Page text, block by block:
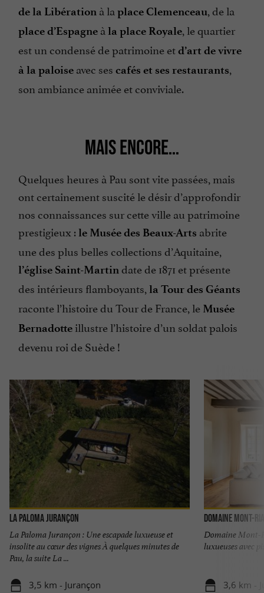
de la Libération à la place Clemenceau, de la
place d’Espagne à la place Royale, le quartier
est un condensé de patrimoine etd’art de vivre
à la paloise avec ses cafés et ses restaurants,
son ambiance animée et conviviale.
MAIS ENCORE…
Quelques heures à Pau sont vite passées, mais
ont certainement suscité le désir d’approfondir
nos connaissances sur cette ville au patrimoine
prestigieux :le Musée des Beaux-Arts abrite
une des plus belles collections d’Aquitaine,
l’église Saint-Martindate de 1871 et présente
des intérieurs flamboyants, la Tour des Géants
raconte l’histoire du Tour de France, le Musée
Bernadotte illustre l’histoire d’un soldat palois
devenu roi de Suède !
La Paloma Jurançon
La Paloma Jurançon : Une escapade luxueuse et
insolite au cœur des vignes À quelques minutes de
Pau, la suite La ...
3,5 km - Jurançon
Domaine Mont-
Domaine Mont-
luxueuses avec
3,6 km -